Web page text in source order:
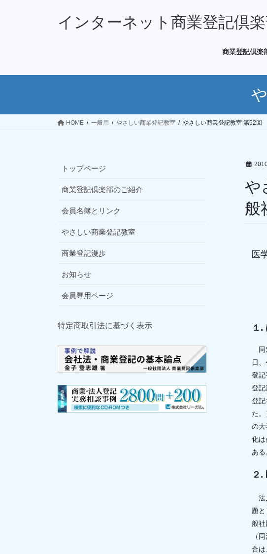
ス
ン
インターネット商業登記倶
商業登記倶楽
HOME 一般用 やさしい商業登記教室 やさしい商業登記教室 第52回
や
般
医
１.
同
日
登記
登記
登記
た
の大
化は
ある
２.
法
題
般社
（
合は
トップページ
商業登記倶楽部のご紹介
会員名簿とリンク
やさしい商業登記教室
商業登記漫歩
お知らせ
会員専用ページ
特定商取引法に基づく表示